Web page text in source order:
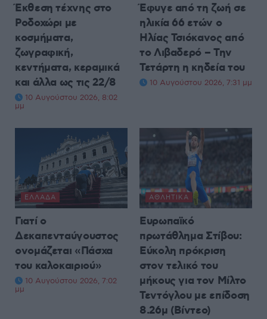
Έκθεση τέχνης στο
Ροδοχώρι με
κοσμήματα,
ζωγραφική,
κεντήματα, κεραμικά
και άλλα ως τις 22/8
10 Αυγούστου 2026, 8:02
μμ
Έφυγε από τη ζωή σε
ηλικία 66 ετών ο
Ηλίας Τσιόκανος από
το Λιβαδερό – Την
Τετάρτη η κηδεία του
10 Αυγούστου 2026, 7:31 μμ
ΕΛΛΆΔΑ
Γιατί ο
Δεκαπενταύγουστος
ονομάζεται «Πάσχα
του καλοκαιριού»
10 Αυγούστου 2026, 7:02
μμ
ΑΘΛΗΤΙΚΆ
Ευρωπαϊκό
πρωτάθλημα Στίβου:
Εύκολη πρόκριση
στον τελικό του
μήκους για τον Μίλτο
Τεντόγλου με επίδοση
8.26μ (Βίντεο)